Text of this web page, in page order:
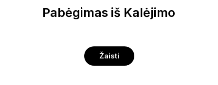
Pabėgimas iš Kalėjimo
Žaisti